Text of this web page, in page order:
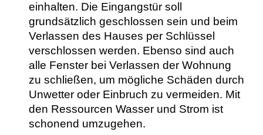
einhalten. Die Eingangstür soll
grundsätzlich geschlossen sein und beim
Verlassen des Hauses per Schlüssel
verschlossen werden. Ebenso sind auch
alle Fenster bei Verlassen der Wohnung
zu schließen, um mögliche Schäden durch
Unwetter oder Einbruch zu vermeiden. Mit
den Ressourcen Wasser und Strom ist
schonend umzugehen.